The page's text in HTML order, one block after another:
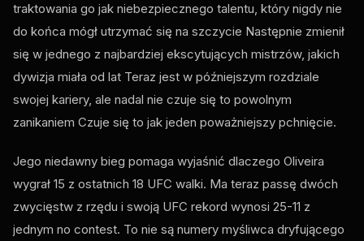
traktowania go jak niebezpiecznego talentu, który nigdy nie
do końca mógł utrzymać się na szczycie Następnie zmienił
się w jednego z najbardziej ekscytujących mistrzów, jakich
dywizja miała od lat Teraz jest w późniejszym rozdziale
swojej kariery, ale nadal nie czuje się to powolnym
zanikaniem Czuje się to jak jeden poważniejszy pchnięcie.
Jego niedawny bieg pomaga wyjaśnić dlaczego Oliveira
wygrał 15 z ostatnich 18 UFC walki. Ma teraz passę dwóch
zwycięstw z rzędu i swoją UFC rekord wynosi 25-11 z
jednym no contest. To nie są numery myśliwca dryfującego